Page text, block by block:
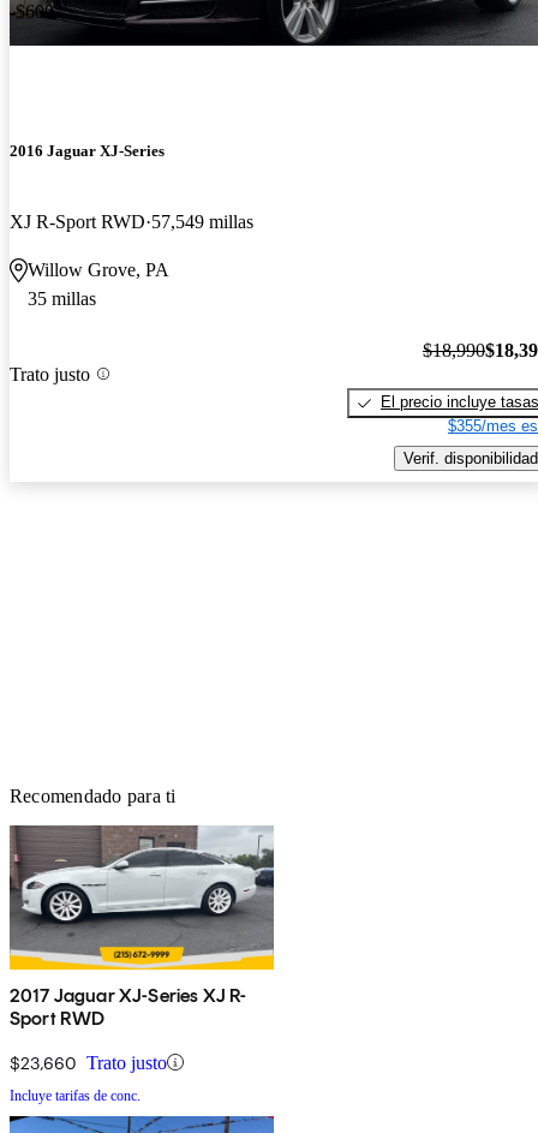
-$600
2016 Jaguar XJ-Series
XJ R-Sport RWD 57,549 millas
Willow Grove, PA
35 millas
Trato justo
$18,990
El precio incluye tasas
$355/mes
Verif. disponibilidad
Recomendado para ti
2017 Jaguar XJ-Series XJ R-
Sport RWD
$23,660 Trato justo
Incluye tarifas de conc.